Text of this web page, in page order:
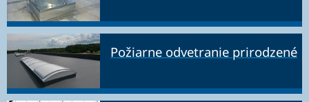
Požiarne odvetranie prirodzené